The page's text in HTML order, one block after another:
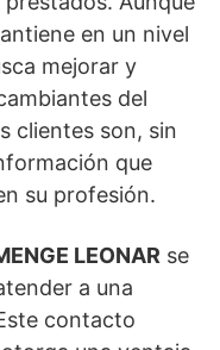
en un nivel
mejorar y
del
clientes son, sin
que
su profesión.
LEONAR se
a una
contacto